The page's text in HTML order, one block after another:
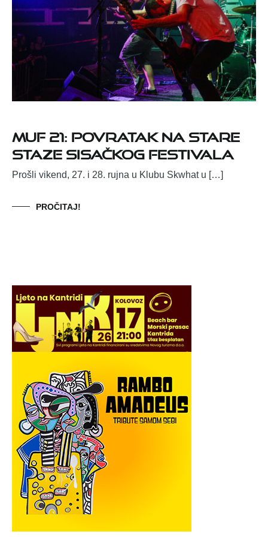
MUF 21: Povratak na stare
staze sisačkog festivala
Prošli vikend, 27. i 28. rujna u Klubu Skwhat u […]
PROČITAJ!